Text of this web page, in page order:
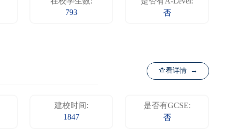
793
否
查看详情 →
建校时间:
1847
是否有GCSE:
否